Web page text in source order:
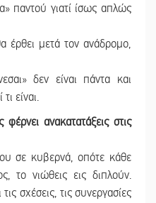
παντού γιατί ίσως απλώς
έρθει μετά τον ανάδρομο,
δεν είναι πάντα και
είναι.
ανακατατάξεις στις
σε κυβερνά, οπότε κάθε
το νιώθεις εις διπλούν.
σχέσεις, τις συνεργασίες